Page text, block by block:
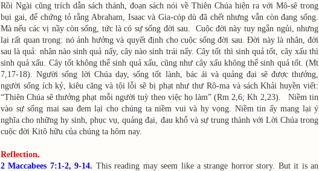
Rồi Ngài cũng trích dẫn sách thánh, đoạn sách nói về Thiên Chúa hiện ra với Mô-sê trong
bụi gai, để chứng tỏ rằng Abraham, Isaac và Gia-cóp dù đã chết nhưng vẫn còn đang sống.
Mà nếu các vị nầy còn sống, tức là có sự sống đời sau. Cuộc đời này tuy ngắn ngủi, nhưng
lại rất quan trọng: nó ảnh hưởng và quyết định cho cuộc sống đời sau. Đời này là nhân, đời
sau là quả: nhân nào sinh quả nấy, cây nào sinh trái nấy. Cây tốt thì sinh quả tốt, cây xấu thì
sinh quả xấu. Cây tốt không thể sinh quả xấu, cũng như cây xấu không thể sinh quả tốt. (Mt
7,17-18). Người sống lời Chúa dạy, sống tốt lành, bác ái và quảng đại sẽ được thưởng,
người sống ích kỷ, kiêu căng và tội lỗi sẽ bị phạt như thư Rô-ma và sách Khải huyền viết:
“Thiên Chúa sẽ thưởng phạt mỗi người tuỳ theo việc họ làm” (Rm 2,6; Kh 2,23). Niềm tin
vào sự sống mai sau đem lại cho chúng ta niềm vui và hy vọng. Niềm tin ấy mang lại ý
nghĩa cho những hy sinh, phục vụ, quảng đại, đau khổ và sự trung thành với Lời Chúa trong
cuộc đời Kitô hữu của chúng ta hôm nay.
Reflection.
2 Maccabees 7:1-2, 9-14. This reading may seem like a strange horror story. But it is an